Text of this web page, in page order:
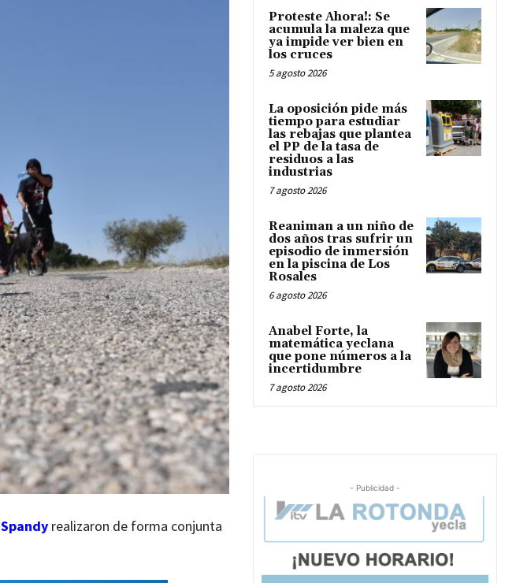
Spandy realizaron de forma conjunta
Proteste Ahora!: Se
acumula la maleza que
ya impide ver bien en
los cruces
5 agosto 2026
La oposición pide más
tiempo para estudiar
las rebajas que plantea
el PP de la tasa de
residuos a las
industrias
7 agosto 2026
Reaniman a un niño de
dos años tras sufrir un
episodio de inmersión
en la piscina de Los
Rosales
6 agosto 2026
Anabel Forte, la
matemática yeclana
que pone números a la
incertidumbre
7 agosto 2026
- Publicidad -